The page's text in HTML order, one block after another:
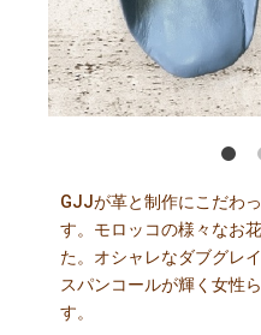
GJJが革と制作にこだわ
す。モロッコの様々なお
た。オシャレなダブグレ
スパンコールが輝く女性
す。